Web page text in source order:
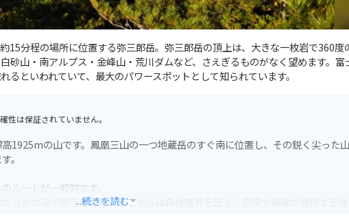
15分程の場所に位置する弥三郎岳。弥三郎岳の頂上は、大きな一枚岩で360度
砂山・南アルプス・金峰山・荒川ダムなど、さえぎるものがなく望めます。富
といわれていて、最大のパワースポットとして知られています。
は保証されていません。
1925mの山です。鳳凰三山の一つ地蔵岳のすぐ南に位置し、その鋭く尖った
。
ルートが一般的です。
らかな道が続きますが、そこからは森林限界を超え、岩場や鎖場が連続する険
...続きを読む